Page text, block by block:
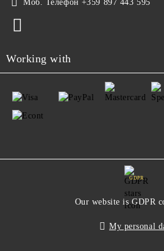
Моб. Телефон +359 897 443 595
Working with
GDPR
Our website is GDPR
My personal